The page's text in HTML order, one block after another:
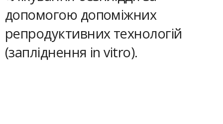
допомогою допоміжних
репродуктивних технологій
(запліднення in vitro).